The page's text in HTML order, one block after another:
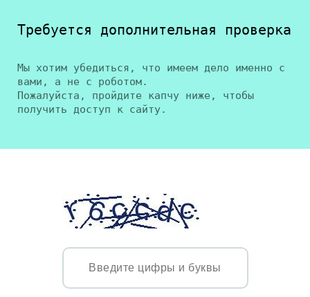
Требуется дополнительная проверка
Мы хотим убедиться, что имеем дело именно с
вами, а не с роботом.
Пожалуйста, пройдите капчу ниже, чтобы
получить доступ к сайту.